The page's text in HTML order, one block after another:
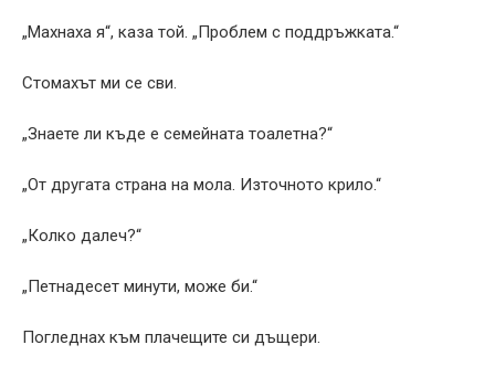
„Махнаха я“, каза той. „Проблем с поддръжката.“
Стомахът ми се сви.
„Знаете ли къде е семейната тоалетна?“
„От другата страна на мола. Източното крило.“
„Колко далеч?“
„Петнадесет минути, може би.“
Погледнах към плачещите си дъщери.